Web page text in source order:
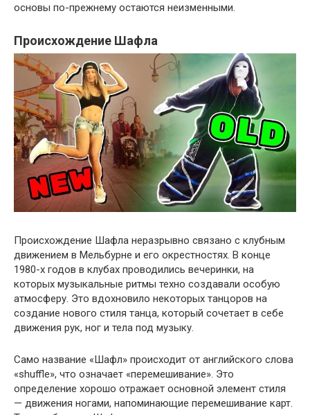
основы по-прежнему остаются неизменными.
Происхождение Шафла
Происхождение Шафла неразрывно связано с клубным
движением в Мельбурне и его окрестностях. В конце
1980-х годов в клубах проводились вечеринки, на
которых музыкальные ритмы техно создавали особую
атмосферу. Это вдохновило некоторых танцоров на
создание нового стиля танца, который сочетает в себе
движения рук, ног и тела под музыку.
Само название «Шафл» происходит от английского слова
«shuffle», что означает «перемешивание». Это
определение хорошо отражает основной элемент стиля
— движения ногами, напоминающие перемешивание карт.